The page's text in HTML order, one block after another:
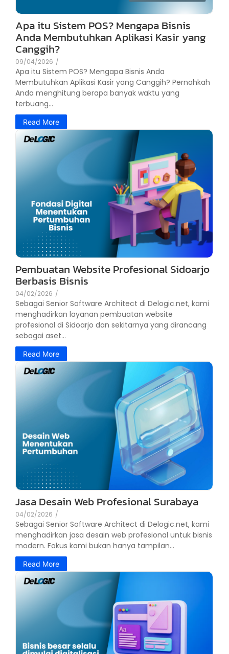
Apa itu Sistem POS? Mengapa Bisnis
Anda Membutuhkan Aplikasi Kasir yang
Canggih?
09/04/2026 /
Apa itu Sistem POS? Mengapa Bisnis Anda
Membutuhkan Aplikasi Kasir yang Canggih? Pernahkah
Anda menghitung berapa banyak waktu yang
terbuang...
Read More
Pembuatan Website Profesional Sidoarjo
Berbasis Bisnis
04/02/2026 /
Sebagai Senior Software Architect di Delogic.net, kami
menghadirkan layanan pembuatan website
profesional di Sidoarjo dan sekitarnya yang dirancang
sebagai aset...
Read More
Jasa Desain Web Profesional Surabaya
04/02/2026 /
Sebagai Senior Software Architect di Delogic.net, kami
menghadirkan jasa desain web profesional untuk bisnis
modern. Fokus kami bukan hanya tampilan...
Read More